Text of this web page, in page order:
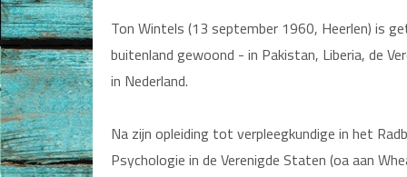
Seksualiteit
Jongerenboeken
Cadeauboeken
Ton Wintels (13 september 1960, Heerlen) is
buitenland gewoond - in Pakistan, Liberia, de
in Nederland.
Na zijn opleiding tot verpleegkundige in het
Psychologie in de Verenigde Staten (oa aan